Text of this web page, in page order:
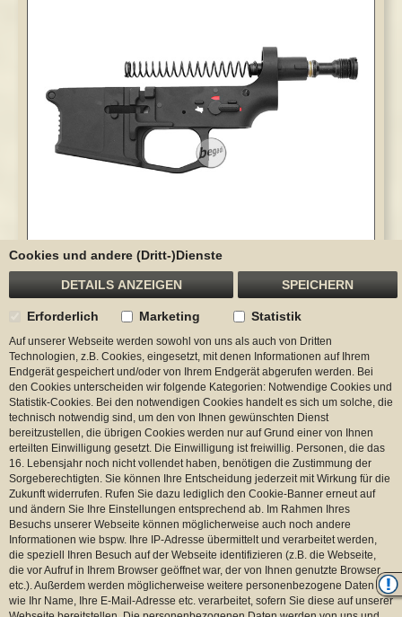
Cookies und andere (Dritt-)Dienste
DETAILS ANZEIGEN SPEICHERN
Erforderlich Marketing Statistik
Auf unserer Webseite werden sowohl von uns als auch von Dritten
Technologien, z.B. Cookies, eingesetzt, mit denen Informationen auf Ihrem
Endgerät gespeichert und/oder von Ihrem Endgerät abgerufen werden. Bei
den Cookies unterscheiden wir folgende Kategorien: Notwendige Cookies und
Statistik-Cookies. Bei den notwendigen Cookies handelt es sich um solche, die
technisch notwendig sind, um den von Ihnen gewünschten Dienst
bereitzustellen, die übrigen Cookies werden nur auf Grund einer von Ihnen
erteilten Einwilligung gesetzt. Die Einwilligung ist freiwillig. Personen, die das
16. Lebensjahr noch nicht vollendet haben, benötigen die Zustimmung der
Sorgeberechtigten. Sie können Ihre Entscheidung jederzeit mit Wirkung für die
Zukunft widerrufen. Rufen Sie dazu lediglich den Cookie-Banner erneut auf
und ändern Sie Ihre Einstellungen entsprechend ab. Im Rahmen Ihres
Besuchs unserer Webseite können möglicherweise auch noch andere
Informationen wie bspw. Ihre IP-Adresse übermittelt und verarbeitet werden,
die speziell Ihren Besuch auf der Webseite identifizieren (z.B. die Webseite,
die vor Aufruf in Ihrem Browser geöffnet war, der von Ihnen genutzte Browser
etc.). Außerdem werden möglicherweise weitere personenbezogene Daten
wie Ihr Name, Ihre E-Mail-Adresse etc. verarbeitet, sofern Sie diese auf unserer